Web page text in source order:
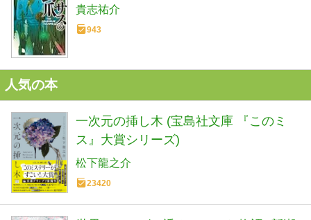
貴志祐介
943
人気の本
一次元の挿し木 (宝島社文庫 『このミ
ス』大賞シリーズ)
松下龍之介
23420